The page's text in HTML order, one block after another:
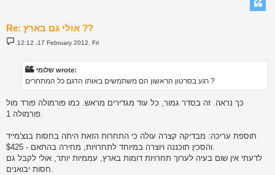
Re: אולי גם בארץ ??
P
o
12:12 ,17 February 2012, Fri
שלומי wrote:
רגע בסרטון הראשון הם משתמשים באותו הדגם כל המתחרים ?
כך נראה. זה בסדר גמור, כל עוד מגדירים מראש. כמו פורמולה פורד מול
פורמולה 1.
תוספת עריכה: מבדיקה קצרה עולה כי התחרות הזאת היתה בחסות בנצ'מייד
והסכין תוכננה ויוצרה במיוחד לתחרויות, מחירה בהתאם - $425.
לדעתי אין שום בעיה לערוך תחרויות דומות בארץ, עממיות יותר, אולי לקבל גם
חסות יבואנים.